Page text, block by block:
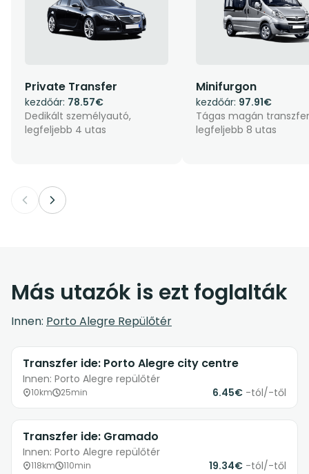
Private Transfer
kezdőár: 78.57€
Dedikált személyautó,
legfeljebb 4 utas
Minifurgon
kezdőár: 97.91€
Tágas magán
legfeljebb 8 utas
Más utazók is ezt foglalták
Innen: Porto Alegre Repülőtér
Transzfer ide: Porto Alegre city centre
Innen: Porto Alegre repülőtér
10km 25min 6.45€ -tól/-től
Transzfer ide: Gramado
Innen: Porto Alegre repülőtér
118km 110min 19.34€ -tól/-től